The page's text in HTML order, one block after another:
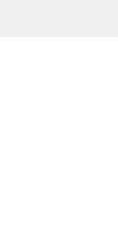
、远视、散光、
劳等各种视觉问
。